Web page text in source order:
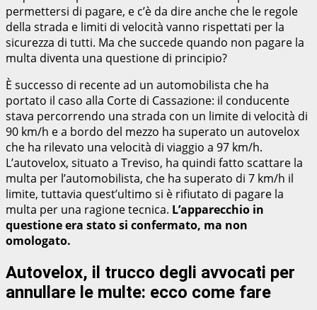
permettersi di pagare, e c’è da dire anche che le regole
della strada e limiti di velocità vanno rispettati per la
sicurezza di tutti. Ma che succede quando non pagare la
multa diventa una questione di principio?
È successo di recente ad un automobilista che ha
portato il caso alla Corte di Cassazione: il conducente
stava percorrendo una strada con un limite di velocità di
90 km/h e a bordo del mezzo ha superato un autovelox
che ha rilevato una velocità di viaggio a 97 km/h.
L’autovelox, situato a Treviso, ha quindi fatto scattare la
multa per l’automobilista, che ha superato di 7 km/h il
limite, tuttavia quest’ultimo si è rifiutato di pagare la
multa per una ragione tecnica. L’apparecchio in
questione era stato si confermato, ma non
omologato.
Autovelox, il trucco degli avvocati per
annullare le multe: ecco come fare